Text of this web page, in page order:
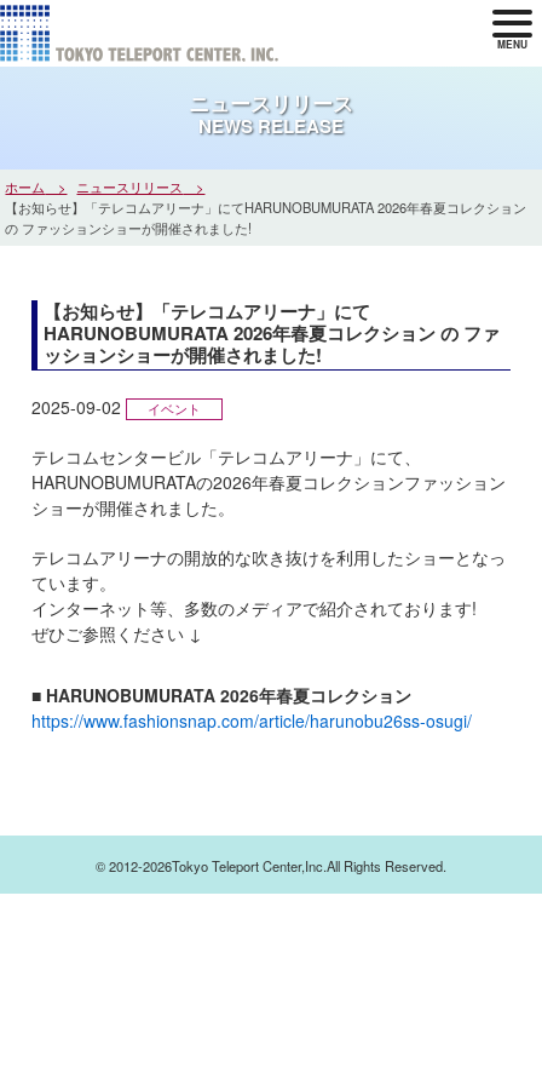
MENU
ニュースリリース
NEWS RELEASE
ホーム
ニュースリリース
【お知らせ】「テレコムアリーナ」にてHARUNOBUMURATA 2026年春夏コレクション
の ファッションショーが開催されました!
【お知らせ】「テレコムアリーナ」にて
HARUNOBUMURATA 2026年春夏コレクション の ファ
ッションショーが開催されました!
2025-09-02 イベント
テレコムセンタービル「テレコムアリーナ」にて、
HARUNOBUMURATAの2026年春夏コレクションファッション
ショーが開催されました。
テレコムアリーナの開放的な吹き抜けを利用したショーとなっ
ています。
インターネット等、多数のメディアで紹介されております!
ぜひご参照ください ↓
■ HARUNOBUMURATA 2026年春夏コレクション
https://www.fashionsnap.com/article/harunobu26ss-osugi/
© 2012-2026Tokyo Teleport Center,Inc.All Rights Reserved.